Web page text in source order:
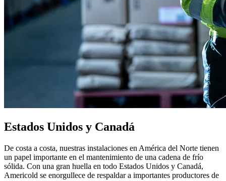
Estados Unidos y Canadá
De costa a costa, nuestras instalaciones en América del Norte tienen
un papel importante en el mantenimiento de una cadena de frío
sólida. Con una gran huella en todo Estados Unidos y Canadá,
Americold se enorgullece de respaldar a importantes productores de